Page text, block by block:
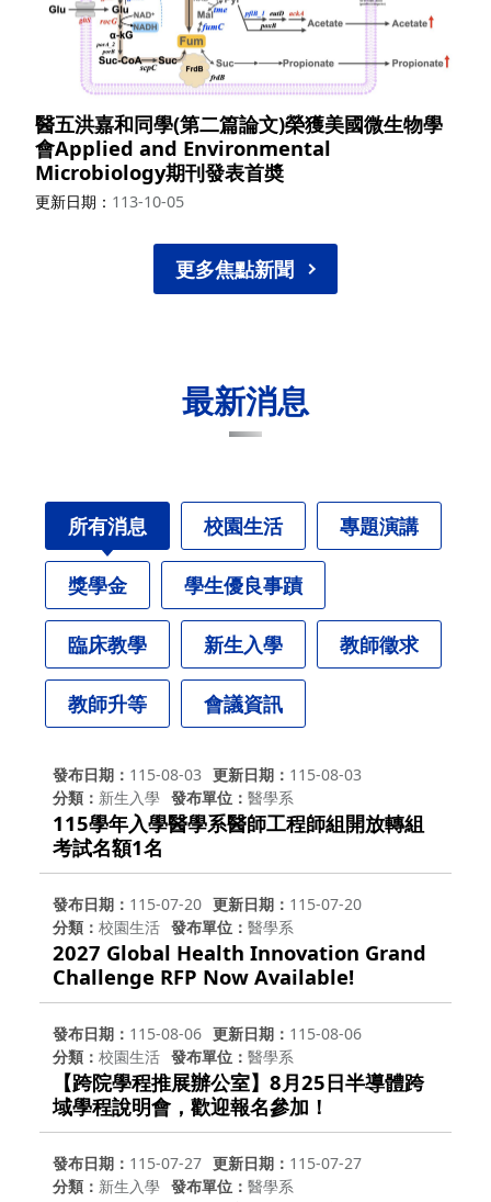
醫五洪嘉和同學(第二篇論文)榮獲美國微生物學
會Applied and Environmental
Microbiology期刊發表首奬
更新日期 113-10-05
更多焦點新聞
最新消息
所有消息 校園生活 專題演講
獎學金 學生優良事蹟
臨床教學 新生入學 教師徵求
教師升等 會議資訊
發布日期 115-08-03 更新日期
115-08-03
分類
新生入學 發布單位 醫學系
115學年入學醫學系醫師工程師組開放轉組
考試名額1名
發布日期 115-07-20 更新日期
115-07-20
分類
校園生活 發布單位 醫學系
2027 Global Health Innovation Grand
Challenge RFP Now Available!
發布日期 115-08-06 更新日期
115-08-06
分類
校園生活 發布單位 醫學系
【跨院學程推展辦公室】8月25日半導體跨
域學程說明會，歡迎報名參加！
發布日期 115-07-27 更新日期
115-07-27
分類
新生入學 發布單位 醫學系